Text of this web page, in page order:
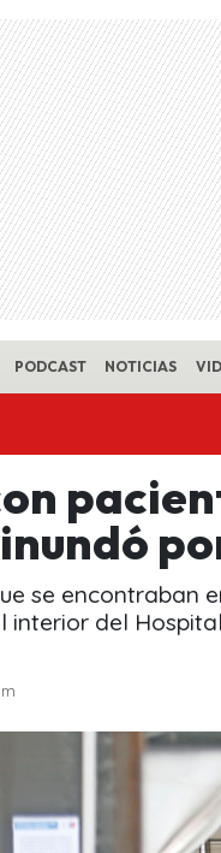
PODCAST NOTICIAS
se encontraban
interior del